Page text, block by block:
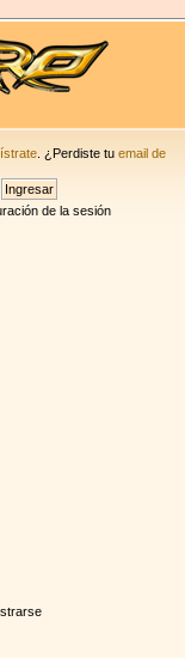
. ¿Perdiste tuemail de
de la sesión